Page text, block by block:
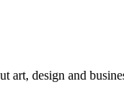
art, design and